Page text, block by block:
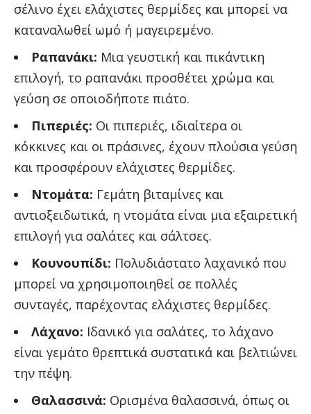
σέλινο έχει ελάχιστες θερμίδες και μπορεί να
καταναλωθεί ωμό ή μαγειρεμένο.
Ραπανάκι: Μια γευστική και πικάντικη
επιλογή, το ραπανάκι προσθέτει χρώμα και
γεύση σε οποιοδήποτε πιάτο.
Πιπεριές: Οι πιπεριές, ιδιαίτερα οι
κόκκινες και οι πράσινες, έχουν πλούσια γεύση
και προσφέρουν ελάχιστες θερμίδες.
Ντομάτα: Γεμάτη βιταμίνες και
αντιοξειδωτικά, η ντομάτα είναι μια εξαιρετική
επιλογή για σαλάτες και σάλτσες.
Κουνουπίδι: Πολυδιάστατο λαχανικό που
μπορεί να χρησιμοποιηθεί σε πολλές
συνταγές, παρέχοντας ελάχιστες θερμίδες.
Λάχανο: Ιδανικό για σαλάτες, το λάχανο
είναι γεμάτο θρεπτικά συστατικά και βελτιώνει
την πέψη.
Θαλασσινά: Ορισμένα θαλασσινά, όπως οι